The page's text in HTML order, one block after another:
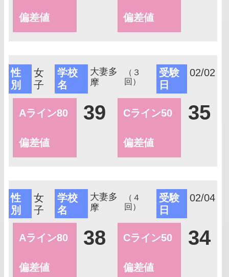
偏差値 偏差値
性
別
女
子
学校
名
大妻多
摩
（３
回）
受験
日
02/02
Aライン80
偏差値
39 Cライン50
偏差値
35
性
別
女
子
学校
名
大妻多
摩
（４
回）
受験
日
02/04
Aライン80
偏差値
38 Cライン50
偏差値
34